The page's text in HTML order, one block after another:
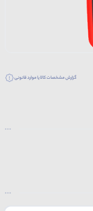
گزارش مشخصات کالا یا موارد قانونی